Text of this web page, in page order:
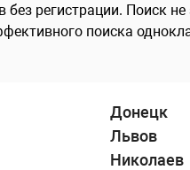
регистрации. Поиск
поиска
Донецк
Львов
Николаев